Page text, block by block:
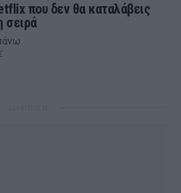
που δεν θα καταλάβεις
σειρά